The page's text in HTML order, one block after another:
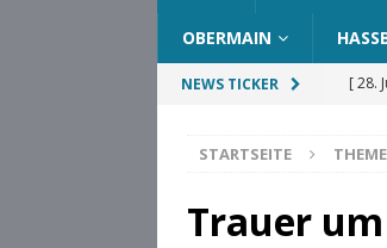
OBERMAIN
NEWS TICKER [ 28.
[ 28.
[
STARTSEITE
Trauer